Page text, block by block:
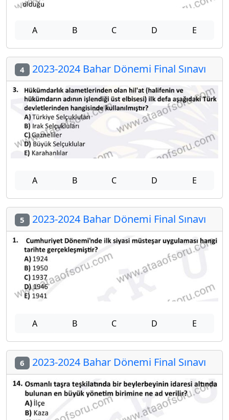
A B C D E
4 2023-2024 Bahar Dönemi Final Sınavı
A B C D E
5 2023-2024 Bahar Dönemi Final Sınavı
A B C D E
6 2023-2024 Bahar Dönemi Final Sınavı